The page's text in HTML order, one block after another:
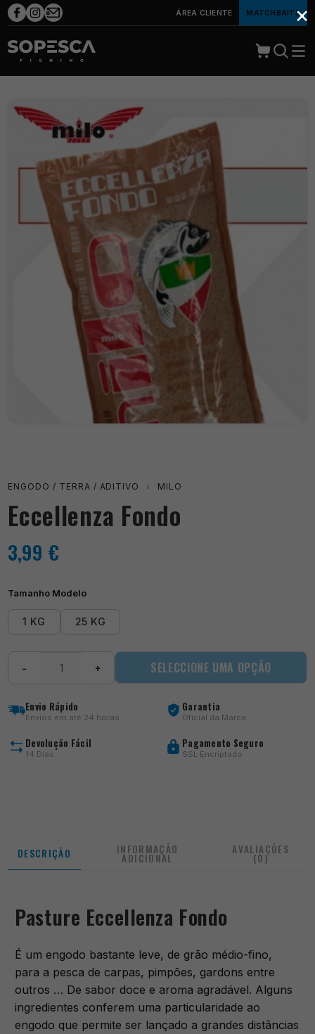
ÁREA CLIENTE MATCHBAITS
ENGODO / TERRA / ADITIVO › MILO
Eccellenza Fondo
3,99 €
Tamanho Modelo
1 KG 25 KG
− + SELECCIONE UMA OPÇÃO
Envio Rápido
Envios em até 24 horas
Garantia
Oficial da Marca
Devolução Fácil
14 Dias
Pagamento Seguro
SSL Encriptado
DESCRIÇÃO INFORMAÇÃO
ADICIONAL
AVALIAÇÕES
(0)
Pasture Eccellenza Fondo
É um engodo bastante leve, de grão médio-fino,
para a pesca de carpas, pimpões, gardons entre
outros … De sabor doce e aroma agradável. Alguns
ingredientes conferem uma particularidade ao
engodo que permite ser lançado a grandes distâncias
×